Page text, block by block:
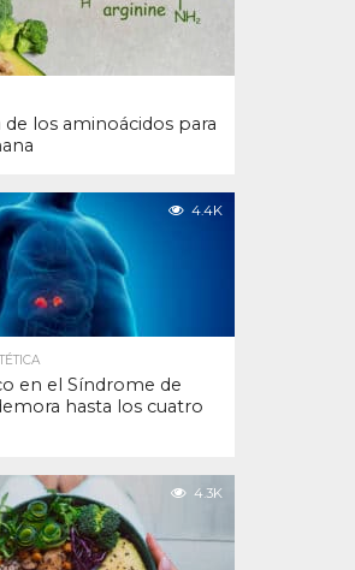
los aminoácidos para
4.4K
en el Síndrome de
hasta los cuatro
4.3K